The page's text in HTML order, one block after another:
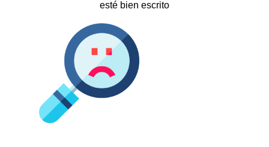
esté bien escrito